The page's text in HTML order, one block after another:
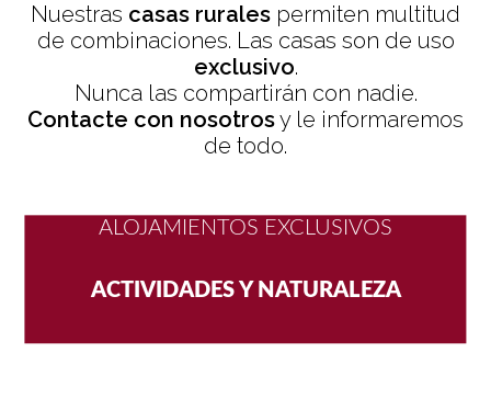
Nuestras casas rurales permiten multitud
de combinaciones. Las casas son de uso
exclusivo.
Nunca las compartirán con nadie.
Contacte con nosotrosy le informaremos
de todo.
ALOJAMIENTOS EXCLUSIVOS
PAREJAS CON NIÑOS
SENDA VIVA. HASTA 5€ DESCUENTO
ACTIVIDADES Y NATURALEZA